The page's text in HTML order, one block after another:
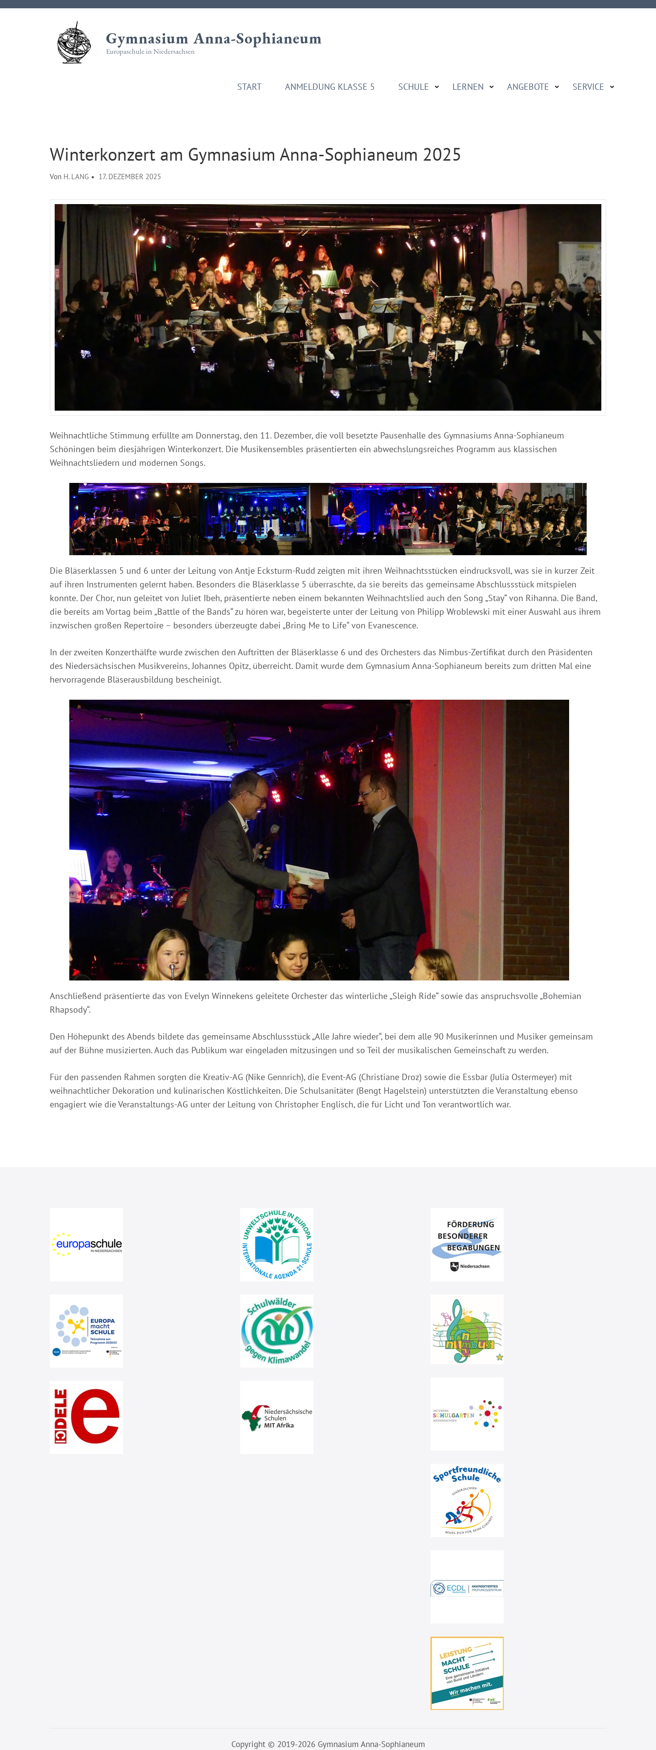
Zum
Gymnasium Anna-Sophianeum
Europaschule in Niedersachsen
START ANMELDUNG KLASSE 5 SCHULE LERNEN ANGEBOTE SERVICE
Winterkonzert am Gymnasium Anna-Sophianeum 2025
Von H. LANG 17. DEZEMBER 2025
Weihnachtliche Stimmung erfüllte am Donnerstag, den 11. Dezember, die voll besetzte Pausenhalle des Gymnasiums Anna-Sophianeum
Schöningen beim diesjährigen Winterkonzert. Die Musikensembles präsentierten ein abwechslungsreiches Programm aus klassischen
Weihnachtsliedern und modernen Songs.
Die Bläserklassen 5 und 6 unter der Leitung von Antje Ecksturm-Rudd zeigten mit ihren Weihnachtsstücken eindrucksvoll, was sie in kurzer Zeit
auf ihren Instrumenten gelernt haben. Besonders die Bläserklasse 5 überraschte, da sie bereits das gemeinsame Abschlussstück mitspielen
konnte. Der Chor, nun geleitet von Juliet Ibeh, präsentierte neben einem bekannten Weihnachtslied auch den Song „Stay“ von Rihanna. Die Band,
die bereits am Vortag beim „Battle of the Bands“ zu hören war, begeisterte unter der Leitung von Philipp Wroblewski mit einer Auswahl aus ihrem
inzwischen großen Repertoire – besonders überzeugte dabei „Bring Me to Life“ von Evanescence.
In der zweiten Konzerthälfte wurde zwischen den Auftritten der Bläserklasse 6 und des Orchesters das Nimbus-Zertifikat durch den Präsidenten
des Niedersächsischen Musikvereins, Johannes Opitz, überreicht. Damit wurde dem Gymnasium Anna-Sophianeum bereits zum dritten Mal eine
hervorragende Bläserausbildung bescheinigt.
Anschließend präsentierte das von Evelyn Winnekens geleitete Orchester das winterliche „Sleigh Ride“ sowie das anspruchsvolle „Bohemian
Rhapsody“.
Den Höhepunkt des Abends bildete das gemeinsame Abschlussstück „Alle Jahre wieder“, bei dem alle 90 Musikerinnen und Musiker gemeinsam
auf der Bühne musizierten. Auch das Publikum war eingeladen mitzusingen und so Teil der musikalischen Gemeinschaft zu werden.
Für den passenden Rahmen sorgten die Kreativ-AG (Nike Gennrich), die Event-AG (Christiane Droz) sowie die Essbar (Julia Ostermeyer) mit
weihnachtlicher Dekoration und kulinarischen Köstlichkeiten. Die Schulsanitäter (Bengt Hagelstein) unterstützten die Veranstaltung ebenso
engagiert wie die Veranstaltungs-AG unter der Leitung von Christopher Englisch, die für Licht und Ton verantwortlich war.
Copyright © 2019-2026 Gymnasium Anna-Sophianeum